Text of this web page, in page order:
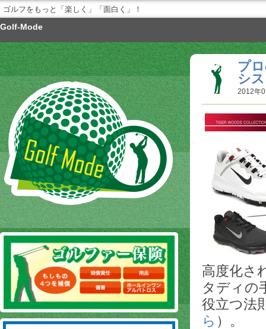
ゴルフをもっと「楽しく」「面白く」！
Golf-Mode
プ
シ
2012年
高度化さ
タディの
役立つ法
ら ）。